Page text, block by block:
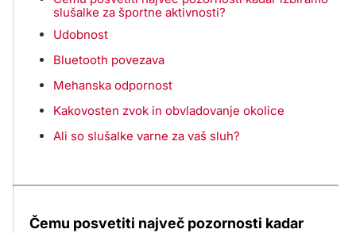
slušalke za športne aktivnosti?
Udobnost
Bluetooth povezava
Mehanska odpornost
Kakovosten zvok in obvladovanje okolice
Ali so slušalke varne za vaš sluh?
Čemu posvetiti največ pozornosti kadar